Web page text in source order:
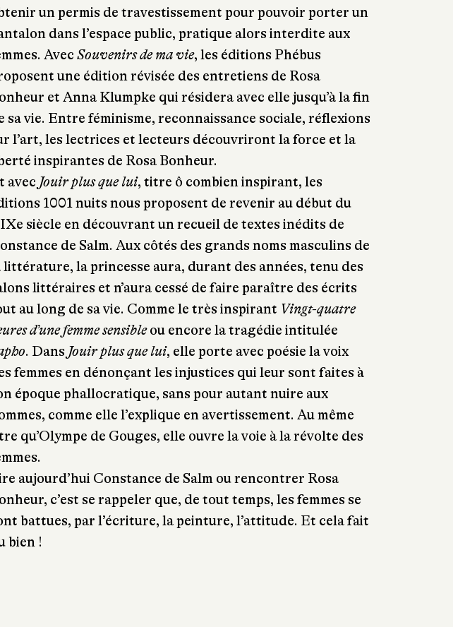
un permis de travestissement pour pouvoir porter un
dans l’espace public, pratique alors interdite aux
Avec Souvenirs de ma vie, les éditions Phébus
une édition révisée des entretiens de Rosa
et Anna Klumpke qui résidera avec elle jusqu’à la fin
sa vie. Entre féminisme, reconnaissance sociale, réflexions
l’art, les lectrices et lecteurs découvriront la force et la
inspirantes de Rosa Bonheur.
avec Jouir plus que lui, titre ô combien inspirant, les
1001 nuits nous proposent de revenir au début du
siècle en découvrant un recueil de textes inédits de
de Salm. Aux côtés des grands noms masculins de
littérature, la princesse aura, durant des années, tenu des
littéraires et n’aura cessé de faire paraître des écrits
au long de sa vie. Comme le très inspirant Vingt-quatre
d’une femme sensibleou encore la tragédie intitulée
. Dans Jouir plus que lui, elle porte avec poésie la voix
femmes en dénonçant les injustices qui leur sont faites à
époque phallocratique, sans pour autant nuire aux
comme elle l’explique en avertissement. Au même
qu’Olympe de Gouges, elle ouvre la voie à la révolte des
aujourd’hui Constance de Salm ou rencontrer Rosa
c’est se rappeler que, de tout temps, les femmes se
battues, par l’écriture, la peinture, l’attitude. Et cela fait
bien !